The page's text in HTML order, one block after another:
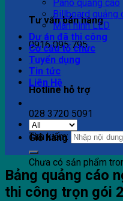
Tư vấn bán hàng
0916 095 795
Hotline hỗ trợ
028 3720 5091
Giỏ hàng
Chưa có sản phẩm
Pano quảng cáo
Billboard quảng
Màn hình LED
Dự án đã thi công
Cơ cấu tổ chức
Tuyển dụng
Tin tức
Liên Hệ
Tìm kiếm:
Bảng quảng cáo
thi công trọn gói